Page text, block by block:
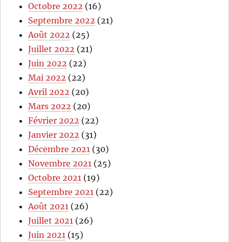
Octobre 2022 (16)
Septembre 2022 (21)
Août 2022 (25)
Juillet 2022 (21)
Juin 2022 (22)
Mai 2022 (22)
Avril 2022 (20)
Mars 2022 (20)
Février 2022 (22)
Janvier 2022 (31)
Décembre 2021 (30)
Novembre 2021 (25)
Octobre 2021 (19)
Septembre 2021 (22)
Août 2021 (26)
Juillet 2021 (26)
Juin 2021 (15)